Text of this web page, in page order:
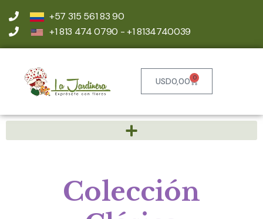
+57 315 561 83 90
+1 813 474 0790 - +1 8134740039
USD0,00 0
Colección